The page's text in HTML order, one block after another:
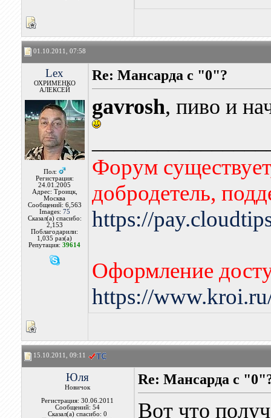
01.10.2011, 07:58
Lex
ОХРИМЕНКО
АЛЕКСЕЙ
Пол:
Регистрация:
24.01.2005
Адрес: Троицк,
Москва
Сообщений: 6,563
Images: 75
Сказал(а) спасибо:
2,153
Поблагодарили:
1,035 раз(а)
Репутация:39614
Re: Мансарда с "0"?
gavrosh, пиво и
Форум
добродетель,
https://
Оформление
https://
15.10.2011, 09:11
Юля
Новичок
Регистрация: 30.06.2011
Сообщений: 54
Сказал(а) спасибо: 0
Re: Мансарда с
Вот что